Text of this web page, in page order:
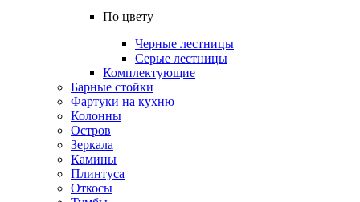
По цвету
Черные лестницы
Серые лестницы
Комплектующие
Барные стойки
Фартуки на кухню
Колонны
Остров
Зеркала
Камины
Плинтуса
Откосы